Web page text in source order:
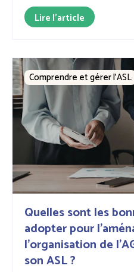
Lire l'article
Quelles sont les
adopter pour
l’organisation de
son ASL ?
Comprendre et gérer l’ASL